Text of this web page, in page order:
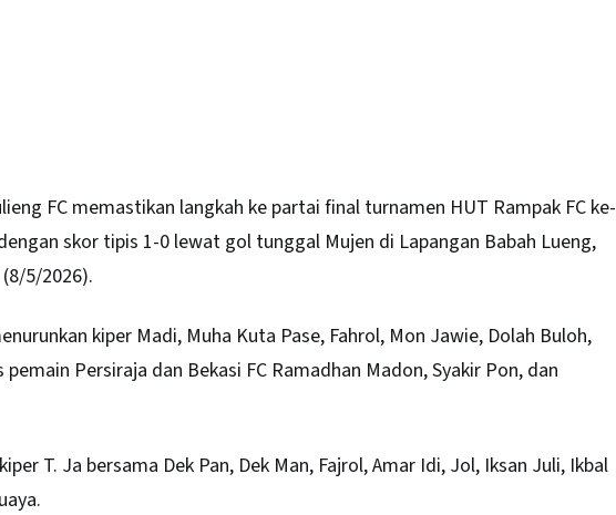
FC memastikan langkah ke partai final turnamen HUT Rampak FC ke-
skor tipis 1-0 lewat gol tunggal Mujen di Lapangan Babah Lueng,
5/2026).
kiper Madi, Muha Kuta Pase, Fahrol, Mon Jawie, Dolah Buloh,
pemain Persiraja dan Bekasi FC Ramadhan Madon, Syakir Pon, dan
T. Ja bersama Dek Pan, Dek Man, Fajrol, Amar Idi, Jol, Iksan Juli, Ikbal